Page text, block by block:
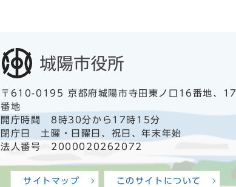
〒610-0195 京都府城陽市寺田東ノ口16番地、17
番地
開庁時間 8時30分から17時15分
閉庁日 土曜・日曜日、祝日、年末年始
法人番号 2000020262072
サイトマップ このサイトについて